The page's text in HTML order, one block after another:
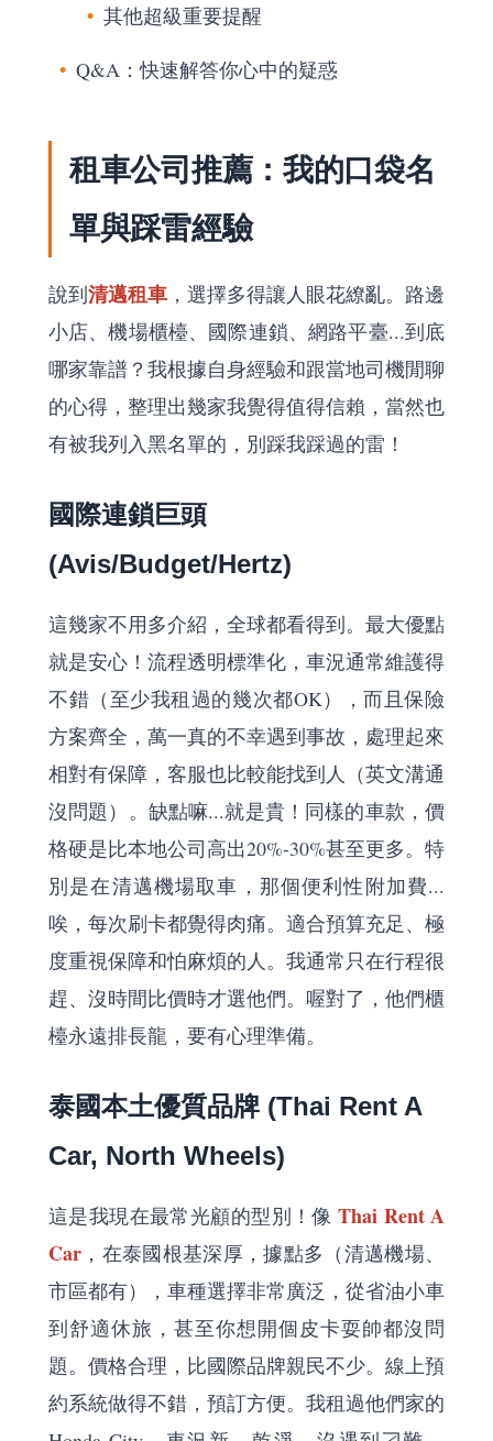
其他超級重要提醒
Q&A：快速解答你心中的疑惑
租車公司推薦：我的口袋名
單與踩雷經驗
說到清邁租車 ，選擇多得讓人眼花繚亂。路邊
小店、機場櫃檯、國際連鎖、網路平臺...到底
哪家靠譜？我根據自身經驗和跟當地司機閒聊
的心得，整理出幾家我覺得值得信賴，當然也
有被我列入黑名單的，別踩我踩過的雷！
國際連鎖巨頭
(Avis/Budget/Hertz)
這幾家不用多介紹，全球都看得到。最大優點
就是安心！流程透明標準化，車況通常維護得
不錯（至少我租過的幾次都OK），而且保險
方案齊全，萬一真的不幸遇到事故，處理起來
相對有保障，客服也比較能找到人（英文溝通
沒問題）。缺點嘛...就是貴！同樣的車款，價
格硬是比本地公司高出20%-30%甚至更多。特
別是在清邁機場取車，那個便利性附加費...
唉，每次刷卡都覺得肉痛。適合預算充足、極
度重視保障和怕麻煩的人。我通常只在行程很
趕、沒時間比價時才選他們。喔對了，他們櫃
檯永遠排長龍，要有心理準備。
泰國本土優質品牌 (Thai Rent A
Car, North Wheels)
這是我現在最常光顧的型別！像Thai Rent A
Car ，在泰國根基深厚，據點多（清邁機場、
市區都有），車種選擇非常廣泛，從省油小車
到舒適休旅，甚至你想開個皮卡耍帥都沒問
題。價格合理，比國際品牌親民不少。線上預
約系統做得不錯，預訂方便。我租過他們家的